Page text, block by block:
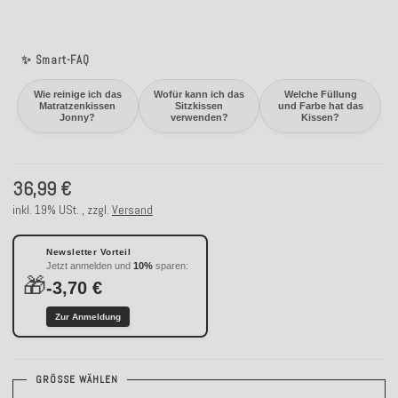
✨ Smart-FAQ
Wie reinige ich das
Matratzenkissen
Jonny?
Wofür kann ich das
Sitzkissen
verwenden?
Welche Füllung
und Farbe hat das
Kissen?
36,99 €
inkl. 19% USt. , zzgl. Versand
🎁
Newsletter Vorteil
Jetzt anmelden und 10% sparen:
-3,70 €
Zur Anmeldung
GRÖSSE WÄHLEN